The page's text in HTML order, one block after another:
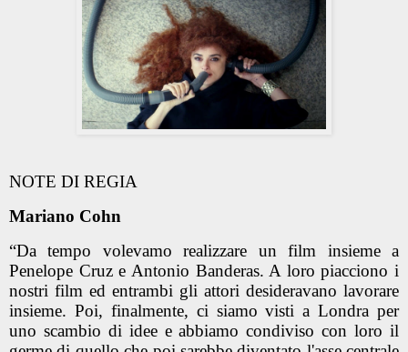
NOTE DI REGIA
Mariano Cohn
“Da tempo volevamo realizzare un film insieme a
Penelope Cruz e Antonio Banderas. A loro piacciono i
nostri film ed entrambi gli attori desideravano lavorare
insieme. Poi, finalmente, ci siamo visti a Londra per
uno scambio di idee e abbiamo condiviso con loro il